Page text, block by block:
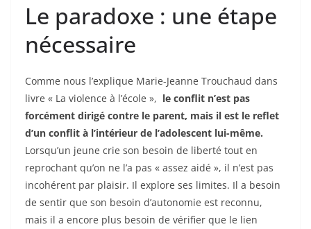
Le paradoxe : une étape
nécessaire
Comme nous l’explique Marie-Jeanne Trouchaud dans
livre « La violence à l’école », le conflit n’est pas
forcément dirigé contre le parent, mais il est le reflet
d’un conflit à l’intérieur de l’adolescent lui-même.
Lorsqu’un jeune crie son besoin de liberté tout en
reprochant qu’on ne l’a pas « assez aidé », il n’est pas
incohérent par plaisir. Il explore ses limites. Il a besoin
de sentir que son besoin d’autonomie est reconnu,
mais il a encore plus besoin de vérifier que le lien